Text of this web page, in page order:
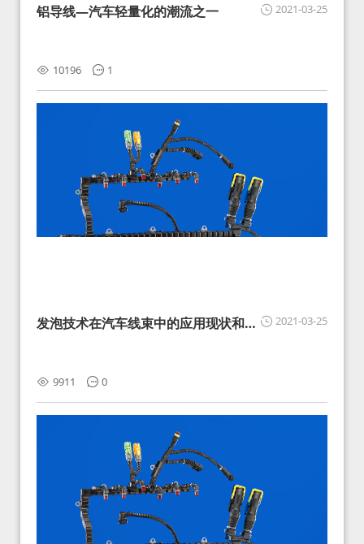
2021-03-25
铝导线—汽车轻量化的潮流之一
10196 1
2021-03-25
发泡技术在汽车线束中的应用现状和展
9911 0